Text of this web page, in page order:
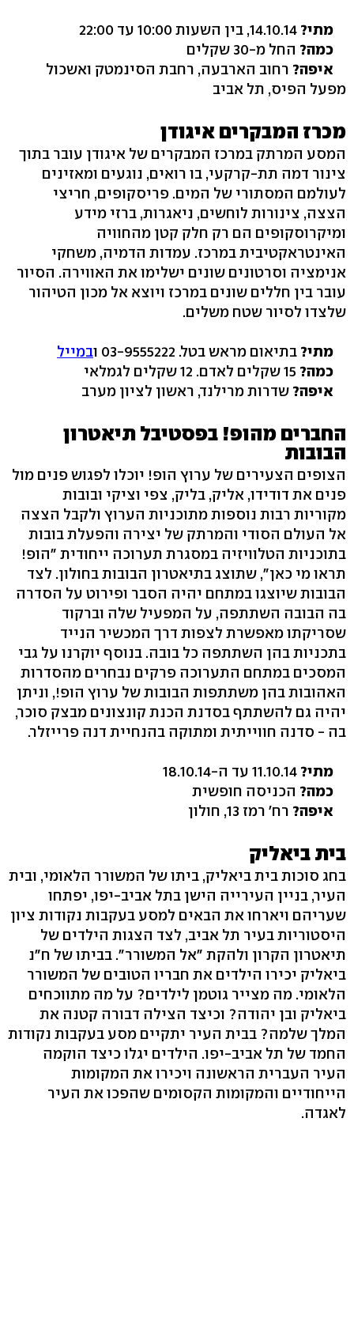
מתי?
כמה? החל מ-30 שקלים
איפה? רחוב הארבעה, רחבת הסינמטק ואשכול
מפעל הפיס, תל אביב
מכרז המבקרים איגודן
המסע המרתק במרכז המבקרים של איגודן עובר בתוך
צינור דמה תת-קרקעי, בו רואים, נוגעים ומאזינים
לעולמם המסתורי של המים. פריסקופים, חריצי
הצצה, צינורות לוחשים, ניאגרות, ברזי מידע
ומיקרוסקופים הם רק חלק קטן מהחוויה
האינטראקטיבית במרכז. עמדות הדמיה, משחקי
אנימציה וסרטונים שונים ישלימו את האווירה. הסיור
עובר בין חללים שונים במרכז ויוצא אל מכון הטיהור
שלצדו לסיור שטח משלים.
מתי? בתיאום מראש בטל. 03-9555222 ו
במייל
כמה?
איפה? שדרות מרילנד, ראשון לציון מערב
החברים מהופ! בפסטיבל תיאטרון
הבובות
הצופים הצעירים של ערוץ הופ! יוכלו לפגוש פנים מול
פנים את דודידו, אליק, בליק, צפי וציקי ובובות
מקוריות רבות נוספות מתוכניות הערוץ ולקבל הצצה
אל העולם הסודי והמרתק של יצירה והפעלת בובות
בתוכניות הטלוויזיה במסגרת תערוכה ייחודית "הופ!
תראו מי כאן", שתוצג בתיאטרון הבובות בחולון. לצד
הבובות שיוצגו במתחם יהיה הסבר ופירוט על הסדרה
בה הבובה השתתפה, על המפעיל שלה וברקוד
שסריקתו מאפשרת לצפות דרך המכשיר הנייד
בתכניות בהן השתתפה כל בובה. בנוסף יוקרנו על גבי
המסכים במתחם התערוכה פרקים נבחרים מהסדרות
האהובות בהן משתתפות הבובות של ערוץ הופ!, וניתן
יהיה גם להשתתף בסדנת הכנת קונצונים מבצק סוכר,
בה - סדנה חווייתית ומתוקה בהנחיית דנה פרייזלר.
מתי?
כמה? הכניסה חופשית
איפה? רח' רמז 13, חולון
בית ביאליק
בחג סוכות בית ביאליק, ביתו של המשורר הלאומי, ובית
העיר, בניין העירייה הישן בתל אביב-יפו, יפתחו
שעריהם ויארחו את הבאים למסע בעקבות נקודות ציון
היסטוריות בעיר תל אביב, לצד הצגות הילדים של
תיאטרון הקרון ולהקת "אל המשורר". בביתו של ח"נ
ביאליק יכירו הילדים את חבריו הטובים של המשורר
הלאומי. מה מצייר גוטמן לילדים? על מה מתווכחים
ביאליק ובן יהודה? וכיצד הצילה דבורה קטנה את
המלך שלמה? בבית העיר יתקיים מסע בעקבות נקודות
החמד של תל אביב-יפו. הילדים יגלו כיצד הוקמה
העיר העברית הראשונה ויכירו את המקומות
הייחודיים והמקומות הקסומים שהפכו את העיר
לאגדה.